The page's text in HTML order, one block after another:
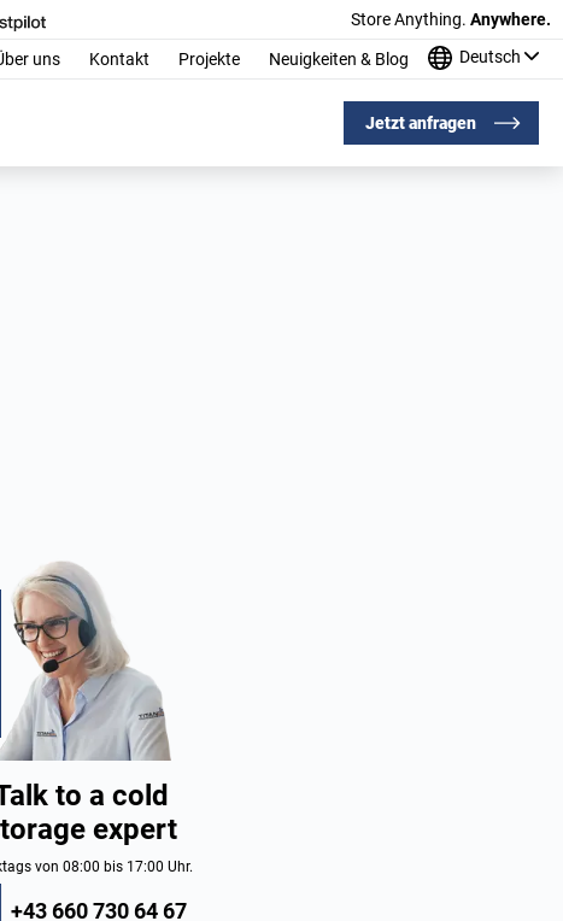
Store Anything. Anywhere.
uns Kontakt Projekte Neuigkeiten & Blog Deutsch
Jetzt anfragen
to a cold
expert
von 08:00 bis 17:00 Uhr.
+43 660 730 64 67